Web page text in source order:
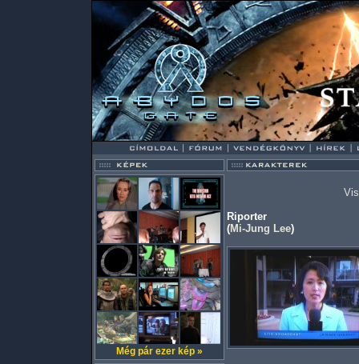
Még pár ezer kép »
Riporter
(Mi-Jung Lee)